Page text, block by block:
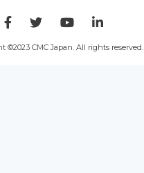
©2023 CMC Japan. All rights reserved.